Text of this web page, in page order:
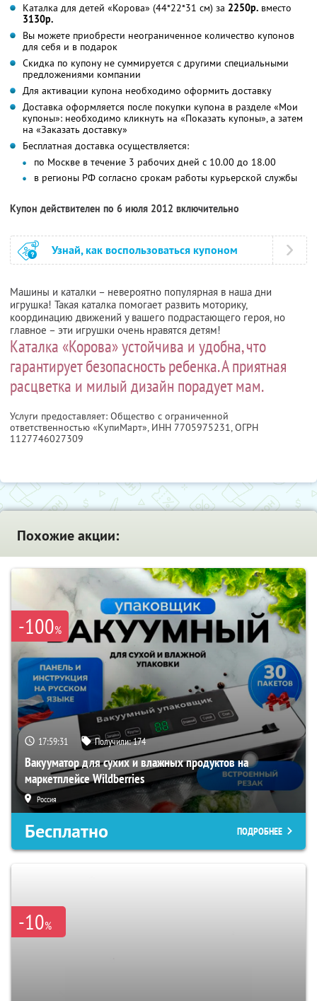
Каталка для детей «Корова» (44*22*31 см) за 2250р. вместо
3130р.
Вы можете приобрести неограниченное количество купонов
для себя и в подарок
Скидка по купону не суммируется с другими специальными
предложениями компании
Для активации купона необходимо оформить доставку
Доставка оформляется после покупки купона в разделе «Мои
купоны»: необходимо кликнуть на «Показать купоны», а затем
на «Заказать доставку»
Бесплатная доставка осуществляется:
по Москве в течение 3 рабочих дней с 10.00 до 18.00
в регионы РФ согласно срокам работы курьерской службы
Купон действителен по 6 июля 2012 включительно
Узнай, как воспользоваться купоном
Машины и каталки – невероятно популярная в наша дни
игрушка! Такая каталка помогает развить моторику,
координацию движений у вашего подрастающего героя, но
главное – эти игрушки очень нравятся детям!
Каталка «Корова» устойчива и удобна, что
гарантирует безопасность ребенка. А приятная
расцветка и милый дизайн порадует мам.
Услуги предоставляет: Общество с ограниченной
ответственностью «КупиМарт», ИНН 7705975231, ОГРН
1127746027309
Похожие акции:
-100%
17:59:30 Получили:174
Вакууматор для сухих и влажных продуктов на
маркетплейсе Wildberries
Россия
Бесплатно ПОДРОБНЕЕ
-10%